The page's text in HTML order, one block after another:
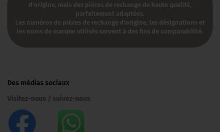
d'origine, mais des pièces de rechange de haute qualité,
parfaitement adaptées.
Les numéros de pièces de rechange d'origine, les désignations et
les noms de marque utilisés servent à des fins de comparabilité.​
Des médias sociaux
Visitez-nous / suivez-nous